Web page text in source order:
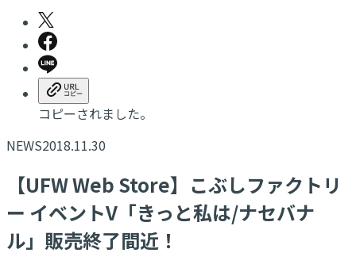
コピーされました。
NEWS2018.11.30
【UFW Web Store】こぶしファクトリ
ー イベントV「きっと私は/ナセバナ
ル」販売終了間近！